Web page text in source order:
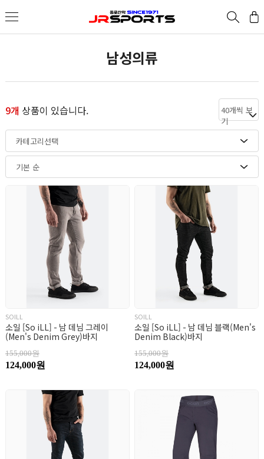
남성의류
9개 상품이 있습니다.
40개씩 보
기
카테고리선택
기본 순
SOILL
소일 [So iLL] - 남 데님 그레이
(Men's Denim Grey)바지
155,000원
124,000원
SOILL
소일 [So iLL] - 남 데님 블랙(Men's
Denim Black)바지
155,000원
124,000원